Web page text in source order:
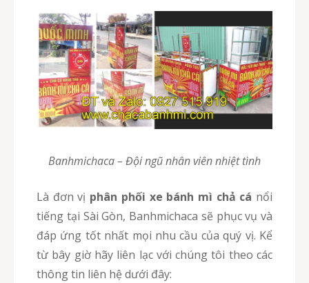
Banhmichaca – Đội ngũ nhân viên nhiệt tình
Là đơn vị phân phối xe bánh mì chả cá nổi
tiếng tại Sài Gòn, Banhmichaca sẽ phục vụ và
đáp ứng tốt nhất mọi nhu cầu của quý vị. Kể
từ bây giờ hãy liên lạc với chúng tôi theo các
thông tin liên hệ dưới đây: